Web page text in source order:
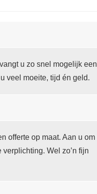
u zo snel mogelijk een
veel moeite, tijd én geld.
offerte op maat. Aan u om
Wel zo’n fijn